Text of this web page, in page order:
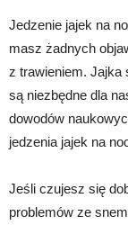
Jedzenie jajek na
masz żadnych
z trawieniem. Jajka
są niezbędne dla
dowodów
jedzenia jajek na
Jeśli czujesz się
problemów ze